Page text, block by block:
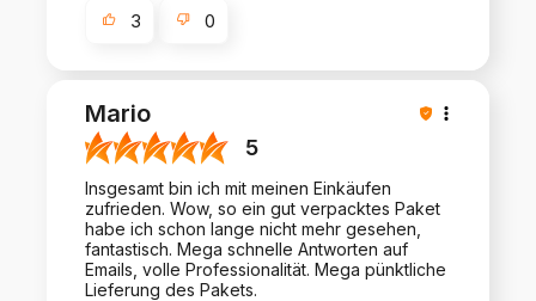
3 0
Mario
5
Insgesamt bin ich mit meinen Einkäufen
zufrieden. Wow, so ein gut verpacktes Paket
habe ich schon lange nicht mehr gesehen,
fantastisch. Mega schnelle Antworten auf
Emails, volle Professionalität. Mega pünktliche
Lieferung des Pakets.